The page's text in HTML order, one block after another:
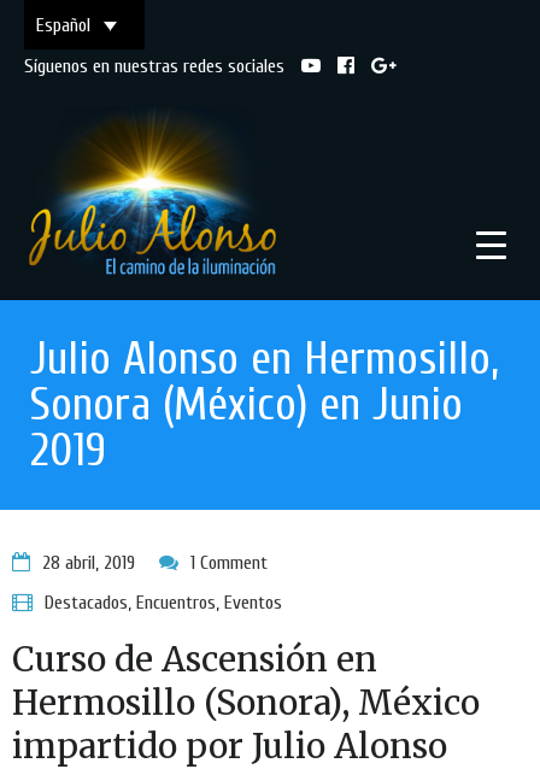
Español
Síguenos en nuestras redes sociales
Julio Alonso en Hermosillo,
Sonora (México) en Junio
2019
28 abril, 2019
1 Comment
Destacados, Encuentros, Eventos
Curso de Ascensión en
Hermosillo (Sonora), México
impartido por Julio Alonso